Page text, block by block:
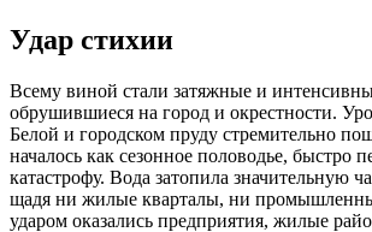
Удар стихии
Всему виной стали затяжные и
обрушившиеся на город и окрестности.
Белой и городском пруду стремительно
началось как сезонное половодье, быстро
катастрофу. Вода затопила значительную
щадя ни жилые кварталы, ни
ударом оказались предприятия, жилые